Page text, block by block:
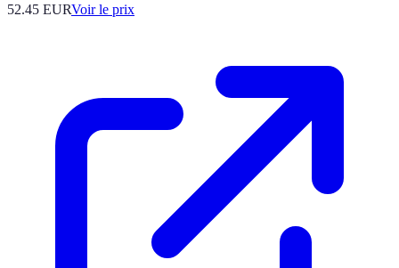
52.45 EURVoir le prix